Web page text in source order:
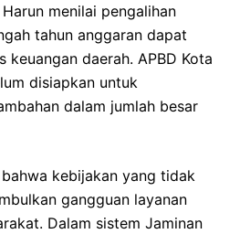
menilai pengalihan
tahun anggaran dapat
keuangan daerah. APBD Kota
disiapkan untuk
dalam jumlah besar
kebijakan yang tidak
gangguan layanan
Dalam sistem Jaminan